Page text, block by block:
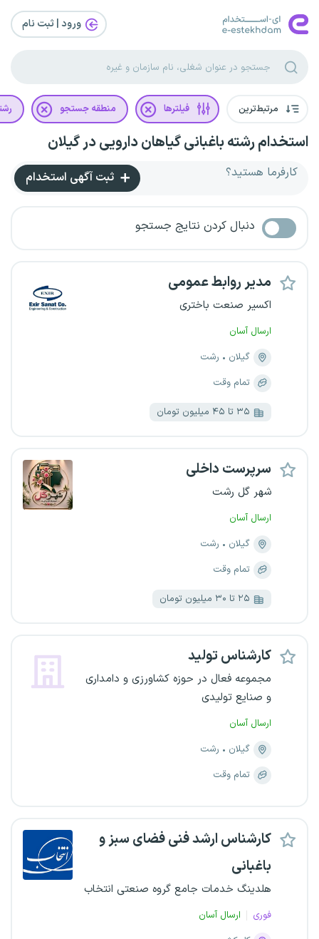
ورود | ثبت‌ نام
مرتبط‌ترین فیلترها منطقه جستجو
استخدام رشته باغبانی گیاهان دارویی در گیلان
کارفرما هستید؟ ثبت آگهی استخدام
دنبال کردن نتایج جستجو
مدیر روابط عمومی
اکسیر صنعت باختری
ارسال آسان
گیلان
رشت
تمام وقت
۳۵ تا ۴۵ میلیون تومان
سرپرست داخلی
شهر گل رشت
ارسال آسان
گیلان
رشت
تمام وقت
۲۵ تا ۳۰ میلیون تومان
کارشناس تولید
مجموعه فعال در حوزه کشاورزی و دامداری
و صنایع تولیدی
ارسال آسان
گیلان
رشت
تمام وقت
کارشناس ارشد فنی فضای سبز و
باغبانی
هلدینگ خدمات جامع گروه صنعتی انتخاب
فوری
ارسال آسان